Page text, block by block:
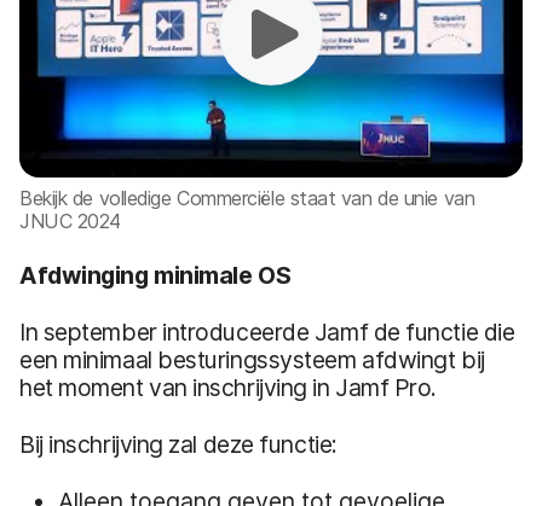
Bekijk de volledige Commerciële staat van de unie van
JNUC 2024
Afdwinging minimale OS
In september introduceerde Jamf de functie die
een minimaal besturingssysteem afdwingt bij
het moment van inschrijving in Jamf Pro.
Bij inschrijving zal deze functie: